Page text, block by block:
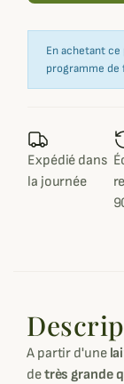
En achetant
programme
Expédié dans
la journée
A partir d'une
detrès grande